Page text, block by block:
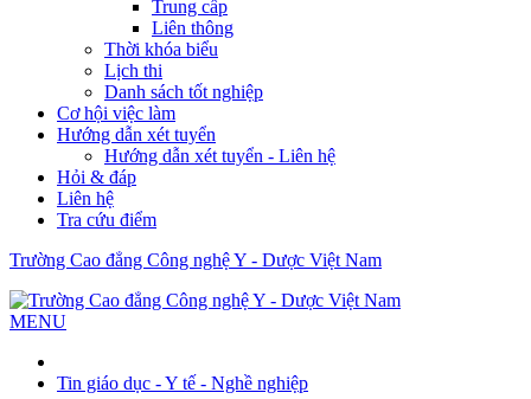
Trung cấp
Liên thông
Thời khóa biểu
Lịch thi
Danh sách tốt nghiệp
Cơ hội việc làm
Hướng dẫn xét tuyển
Hướng dẫn xét tuyển - Liên hệ
Hỏi & đáp
Liên hệ
Tra cứu điểm
Trường Cao đẳng Công nghệ Y - Dược Việt Nam
MENU
Tin giáo dục - Y tế - Nghề nghiệp